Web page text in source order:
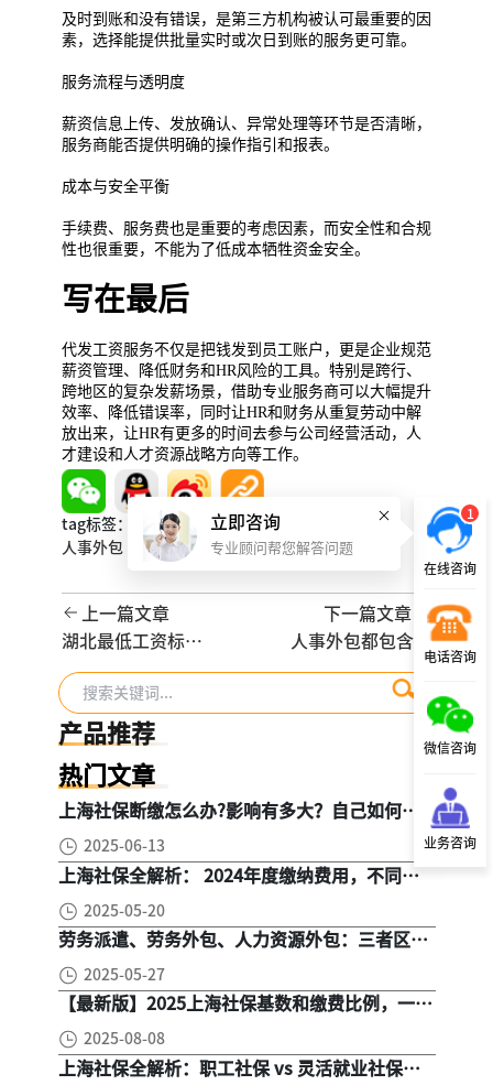
及时到账和没有错误，是第三方机构被认可最重要的因
素，选择能提供批量实时或次日到账的服务更可靠。
服务流程与透明度
薪资信息上传、发放确认、异常处理等环节是否清晰，
服务商能否提供明确的操作指引和报表。
成本与安全平衡
手续费、服务费也是重要的考虑因素，而安全性和合规
性也很重要，不能为了低成本牺牲资金安全。
写在最后
代发工资服务不仅是把钱发到员工账户，更是企业规范
薪资管理、降低财务和HR风险的工具。特别是跨行、
跨地区的复杂发薪场景，借助专业服务商可以大幅提升
效率、降低错误率，同时让HR和财务从重复劳动中解
放出来，让HR有更多的时间去参与公司经营活动，人
才建设和人才资源战略方向等工作。
tag标签：
人事外包
上一篇文章
湖北最低工资标准
上调，12月1日起
正式执行
下一篇文章
人事外包都包含哪
些服务？从基础的
社保外包到战略合
作
产品推荐
热门文章
上海社保断缴怎么办?影响有多大？自己如何续
2025-06-13
上海社保全解析： 2024年度缴纳费用，不同人
2025-05-20
劳务派遣、劳务外包、人力资源外包：三者区
2025-05-27
【最新版】2025上海社保基数和缴费比例，一文
2025-08-08
上海社保全解析：职工社保 vs 灵活就业社保，
1
在线咨询
电话咨询
微信咨询
业务咨询
立即咨询
专业顾问帮您解答问题